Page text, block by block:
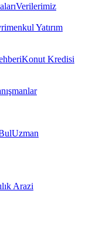
Verilerimiz
Yatırım
Konut Kredisi
Uzman
Arazi